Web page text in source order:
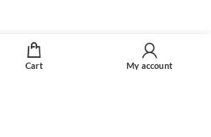
Cart My account